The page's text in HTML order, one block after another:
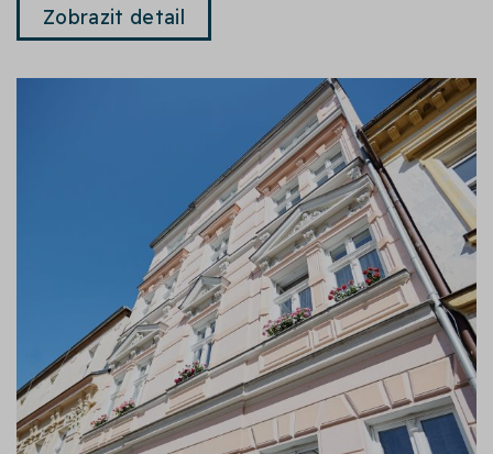
Zobrazit detail